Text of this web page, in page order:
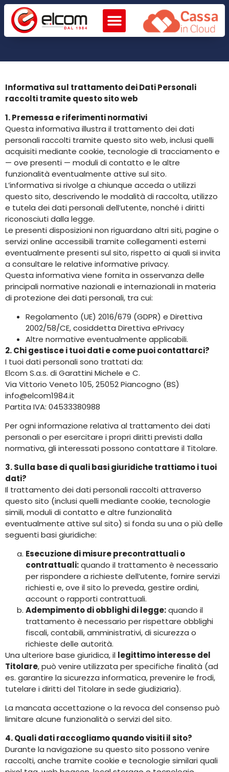
Informativa sul trattamento dei Dati Personali
raccolti tramite questo sito web
1. Premessa e riferimenti normativi
Questa informativa illustra il trattamento dei dati
personali raccolti tramite questo sito web, inclusi quelli
acquisiti mediante cookie, tecnologie di tracciamento e
— ove presenti — moduli di contatto e le altre
funzionalità eventualmente attive sul sito.
L’informativa si rivolge a chiunque acceda o utilizzi
questo sito, descrivendo le modalità di raccolta, utilizzo
e tutela dei dati personali dell’utente, nonché i diritti
riconosciuti dalla legge.
Le presenti disposizioni non riguardano altri siti, pagine o
servizi online accessibili tramite collegamenti esterni
eventualmente presenti sul sito, rispetto ai quali si invita
a consultare le relative informative privacy.
Questa informativa viene fornita in osservanza delle
principali normative nazionali e internazionali in materia
di protezione dei dati personali, tra cui:
Regolamento (UE) 2016/679 (GDPR) e Direttiva
2002/58/CE, cosiddetta Direttiva ePrivacy
Altre normative eventualmente applicabili.
2. Chi gestisce i tuoi dati e come puoi contattarci?
I tuoi dati personali sono trattati da:
Elcom S.a.s. di Garattini Michele e C.
Via Vittorio Veneto 105, 25052 Piancogno (BS)
info@elcom1984.it
Partita IVA: 04533380988
Per ogni informazione relativa al trattamento dei dati
personali o per esercitare i propri diritti previsti dalla
normativa, gli interessati possono contattare il Titolare.
3. Sulla base di quali basi giuridiche trattiamo i tuoi
dati?
Il trattamento dei dati personali raccolti attraverso
questo sito (inclusi quelli mediante cookie, tecnologie
simili, moduli di contatto e altre funzionalità
eventualmente attive sul sito) si fonda su una o più delle
seguenti basi giuridiche:
Esecuzione di misure precontrattuali o
contrattuali:quando il trattamento è necessario
per rispondere a richieste dell’utente, fornire servizi
richiesti e, ove il sito lo preveda, gestire ordini,
account o rapporti contrattuali.
Adempimento di obblighi di legge:quando il
trattamento è necessario per rispettare obblighi
fiscali, contabili, amministrativi, di sicurezza o
richieste delle autorità.
Una ulteriore base giuridica, il legittimo interesse del
Titolare, può venire utilizzata per specifiche finalità (ad
es. garantire la sicurezza informatica, prevenire le frodi,
tutelare i diritti del Titolare in sede giudiziaria).
La mancata accettazione o la revoca del consenso può
limitare alcune funzionalità o servizi del sito.
4. Quali dati raccogliamo quando visiti il sito?
Durante la navigazione su questo sito possono venire
raccolti, anche tramite cookie e tecnologie similari quali